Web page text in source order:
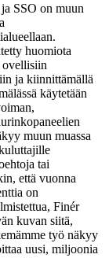
SSO on muun
huomiota
ovellisiin
ja kiinnittämällä
käytetään
muun muassa
tai
että vuonna
on
Finér
kuvan siitä,
työ näkyy
uusi, miljoonia